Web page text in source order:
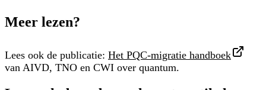
Meer lezen?
Lees ook de publicatie: Het PQC-migratie handboek
van AIVD, TNO en CWI over quantum.